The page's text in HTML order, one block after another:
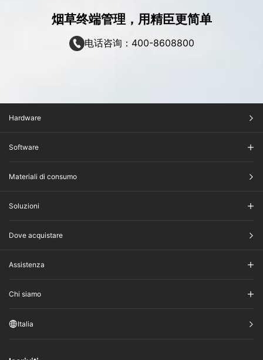
烟草终端管理，用精臣更简单
电话咨询：400-8608800
Hardware
Software
Materiali di consumo
Soluzioni
Dove acquistare
Assistenza
Chi siamo
Italia